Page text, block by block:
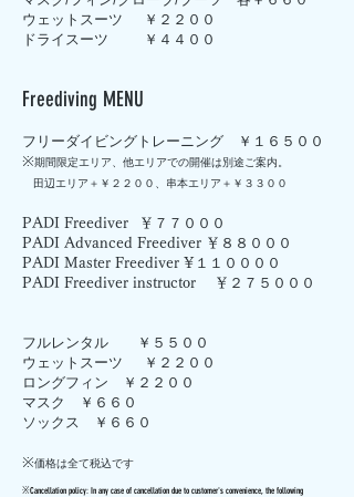
ウェットスーツ ￥２２００
ドライスーツ ￥４４００
Freediving MENU
フリーダイビングトレーニング ￥１６５００
※期間限定エリア、他エリアでの開催は別途ご案内。
田辺エリア＋￥２２００、串本エリア＋￥３３００
PADI Freediver
￥７７０００
PADI Advanced Freediver ￥８８０００
PADI Master Freediver ¥１１００００
PADI Freediver instructor ￥２７５０００
フルレンタル ￥５５００
ウェットスーツ ￥２２００
ロングフィン ￥２２００
マスク ￥６６０
ソックス ￥６６０
​※価格は全て税込です
※Cancellation policy: In any case of cancellation due to customer's convenience, the following